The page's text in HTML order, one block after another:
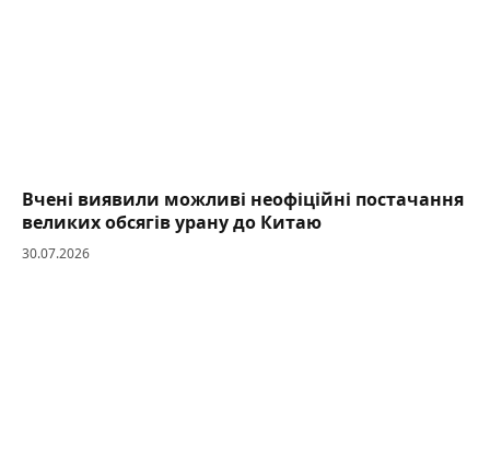
Вчені виявили можливі неофіційні постачання
великих обсягів урану до Китаю
30.07.2026